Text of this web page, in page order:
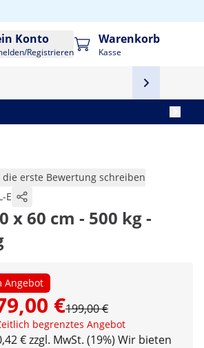
Konto
Registrieren
Warenkorb
Kasse
die erste Bewertung schreiben
E
x 60 cm - 500 kg -
Angebot
€199,00 €
begrenztes Angebot
€ zzgl. MwSt. (19%) Wir bieten